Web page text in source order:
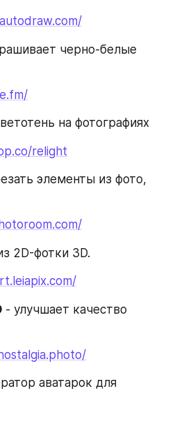
черно-белые
на фотографиях
relight
элементы из фото,
2D-фотки 3D.
- улучшает качество
аватарок для